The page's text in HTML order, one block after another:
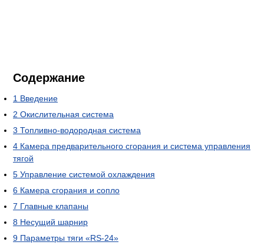
Содержание
1 Введение
2 Окислительная система
3 Топливно-водородная система
4 Камера предварительного сгорания и система управления
тягой
5 Управление системой охлаждения
6 Камера сгорания и сопло
7 Главные клапаны
8 Несущий шарнир
9 Параметры тяги «RS-24»